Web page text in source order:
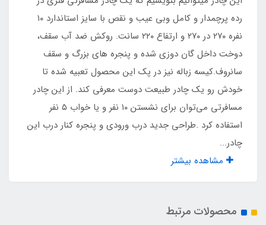
آکسفورد پشت نقره ضد آب و ضد سایه
تعداد پنجره به همراه سانروف
۵ عدد
تعداد درب ورودی
نوع اسکلت
رده پرچمدار و کامل وبی عیب و نقص با سایز استاندارد ۱۰
نفره ۲۷۰ در ۲۷۰ و ارتفاع ۲۲۰ سانت. روکش ضد آب سقف،
دوخت داخل گان دوزی شده و پنجره های بزرگ و سقف
سانروف.کیسه زباله نیز در پک این محصول تعبیه شده تا
خودش رو یک چادر طبیعت دوست معرفی کند. از این چادر
مسافرتی می‌توان برای نشستن ۱۰ نفر و یا خواب ۵ نفر
استفاده کرد .طراحی جدید درب ورودی و پنجره کنار درب این
چادر...
مشاهده بیشتر
محصولات مرتبط